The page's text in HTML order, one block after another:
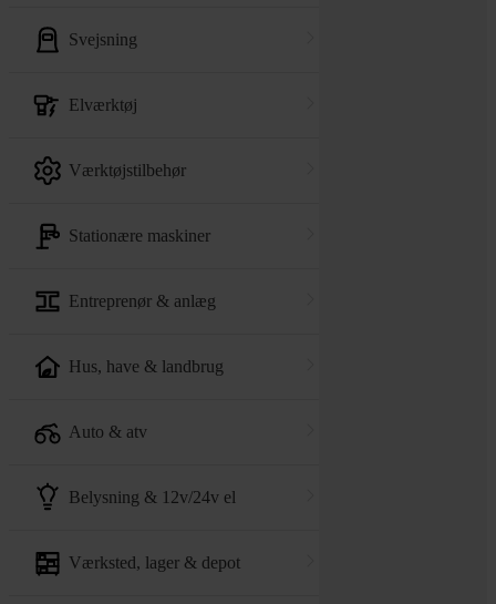
svejsning
elværktøj
værktøjstilbehør
stationære maskiner
entreprenør & anlæg
hus, have & landbrug
auto & atv
belysning & 12v/24v el
værksted, lager & depot